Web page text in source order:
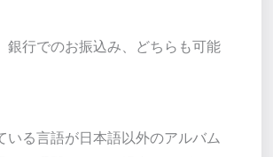
銀行でのお振込み、どちらも可能
いる言語が日本語以外のアルバム